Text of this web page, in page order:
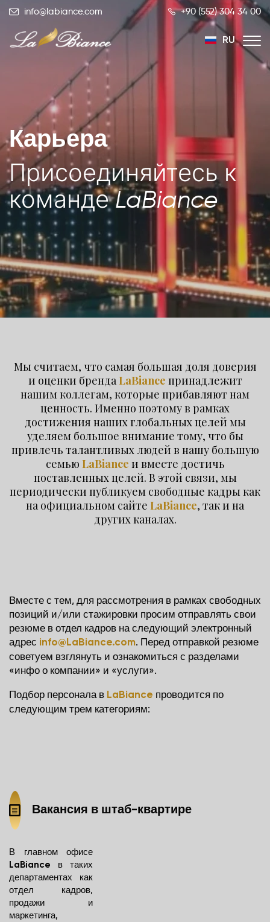
info@labiance.com +90 (552) 304 34 00
RU
Карьера
Присоединяйтесь к
команде LaBiance
Мы считаем, что самая большая доля доверия
и оценки брендаLaBiance принадлежит
нашим коллегам, которые прибавляют нам
ценность. Именно поэтому в рамках
достижения наших глобальных целей мы
уделяем большое внимание тому, что бы
привлечь талантливых людей в нашу большую
семью LaBiance и вместе достичь
поставленных целей. В этой связи, мы
периодически публикуем свободные кадры как
на официальном сайте LaBiance, так и на
других каналах.
Вместе с тем, для рассмотрения в рамках свободных
позиций и/или стажировки просим отправлять свои
резюме в отдел кадров на следующий электронный
адрес info@LaBiance.com. Перед отправкой резюме
советуем взглянуть и ознакомиться с разделами
«инфо о компании» и «услуги».
Подбор персонала в LaBiance проводится по
следующим трем категориям:
Вакансия в штаб-квартире
В главном офисе
LaBiance в таких
департаментах как
отдел кадров,
продажи и
маркетинга,